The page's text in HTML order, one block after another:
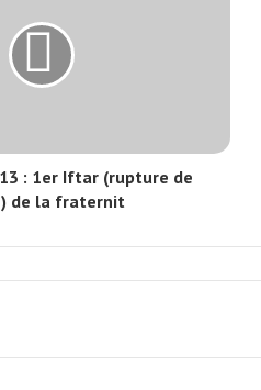
: 1er Iftar (rupture de
de la fraternit